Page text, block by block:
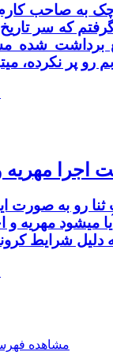
به صاحب
که سر تاریخ
برداشت شده
رو پر نکرده،
اجرا مهریه
ثنا رو به صورت
میشود مهریه و
دلیل شرایط
مشاهده